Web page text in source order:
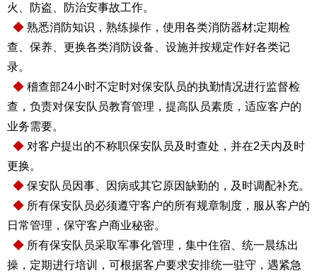
火、防盗、防治安事故工作。
◆ 熟悉消防知识，熟练操作，使用各类消防器材;定期检
查、保养、更换各类消防设备、设施并按规定作好各类记
录。
◆ 稽查部24小时不定时对保安队员的执勤情况进行监督检
查，负责对保安队员教育管理，提高队员素质，适应客户的
业务需要。
◆ 对客户提出的不称职保安队员及时查处，并在2天内及时
更换。
◆ 保安队员因事、因病或其它原因缺勤的，及时调配补充。
◆ 所有保安队员必须遵守客户的所有规章制度，服从客户的
日常管理，保守客户商业秘密。
◆ 所有保安队员采取军事化管理，集中住宿、统一晨练出
操，定期进行培训，可根据客户要求安排统一驻守，遇紧急